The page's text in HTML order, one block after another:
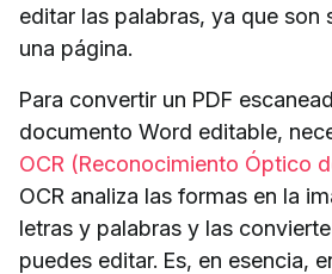
editar las palabras, ya que son
una página.
Para convertir un PDF
documento Word editable,
OCR (Reconocimiento Óptico
OCR analiza las formas en la
letras y palabras y las
puedes editar. Es, en esencia,